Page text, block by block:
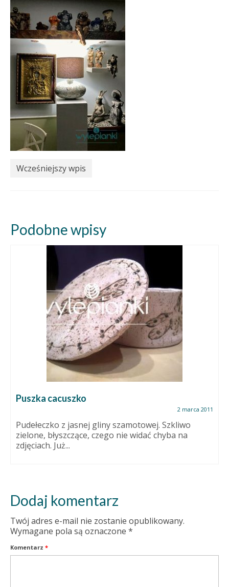
Wcześniejszy wpis
Podobne wpisy
Puszka cacuszko
2 marca 2011
Pudełeczko z jasnej gliny szamotowej. Szkliwo
zielone, błyszczące, czego nie widać chyba na
zdjęciach. Już...
Dodaj komentarz
Twój adres e-mail nie zostanie opublikowany.
Wymagane pola są oznaczone *
Komentarz *